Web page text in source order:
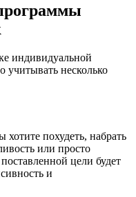
индивидуальной
учитывать несколько
похудеть, набрать
или просто
цели будет
и